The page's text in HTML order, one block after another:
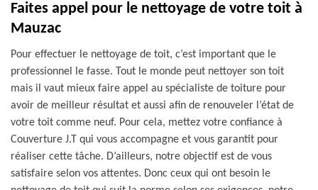
Faites appel pour le nettoyage de votre toit à
Mauzac
Pour effectuer le nettoyage de toit, c’est important que le
professionnel le fasse. Tout le monde peut nettoyer son toit
mais il vaut mieux faire appel au spécialiste de toiture pour
avoir de meilleur résultat et aussi afin de renouveler l’état de
votre toit comme neuf. Pour cela, mettez votre confiance à
Couverture J.T qui vous accompagne et vous garantit pour
réaliser cette tâche. D’ailleurs, notre objectif est de vous
satisfaire selon vos attentes. Donc ceux qui ont besoin le